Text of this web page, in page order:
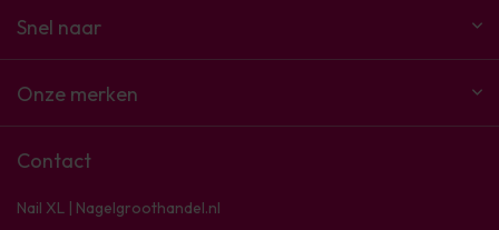
Snel naar
Onze merken
Contact
Nail XL | Nagelgroothandel.nl